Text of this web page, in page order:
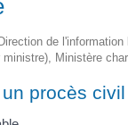
de l'information
Ministère
procès civil